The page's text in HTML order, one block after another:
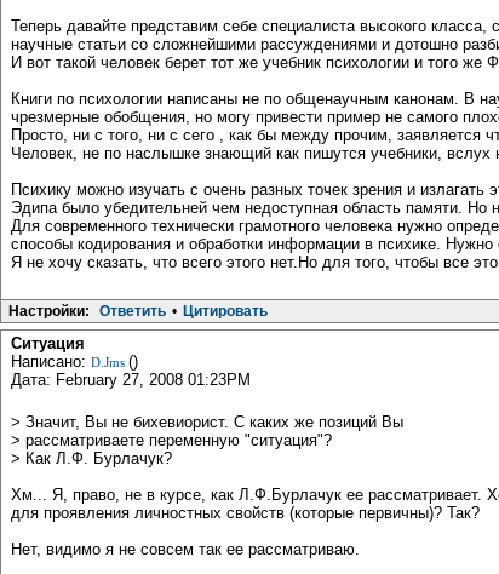
Теперь давайте представим себе специалиста высокого
научные статьи со сложнейшими рассуждениями и дотошно
И вот такой человек берет тот же учебник психологии и того
Книги по психологии написаны не по общенаучным канонам. В
чрезмерные обобщения, но могу привести пример не самого
Просто, ни с того, ни с сего , как бы между прочим, заявляется
Человек, не по наслышке знающий как пишутся учебники, вслух
Психику можно изучать с очень разных точек зрения и
Эдипа было убедительней чем недоступная область памяти. Но
Для современного технически грамотного человека нужно
способы кодирования и обработки информации в психике.
Я не хочу сказать, что всего этого нет.Но для того, чтобы все
Настройки: Ответить • Цитировать
Ситуация
Написано: D.Jms ()
Дата: February 27, 2008 01:23PM
> Значит, Вы не бихевиорист. С каких же позиций Вы
> рассматриваете переменную "ситуация"?
> Как Л.Ф. Бурлачук?
Хм... Я, право, не в курсе, как Л.Ф.Бурлачук ее рассматривает.
для проявления личностных свойств (которые первичны)? Так?
Нет, видимо я не совсем так ее рассматриваю.